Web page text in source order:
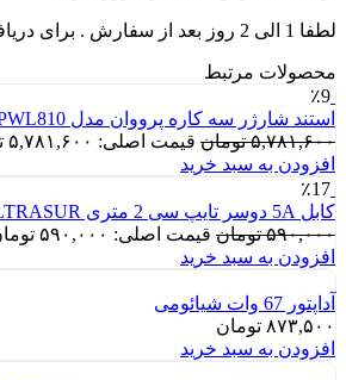
لطفا 1 الی 2 روز بعد از سفارش . برای دریافت کد رهگیری به شماره تماس های سایت زنگ بزنید .
محصولات مرتبط
٪9
استند شارژر سه کاره پرووان مدل PWL810
۵,۷۸۱,۶۰۰ تومان قیمت اصلی: ۵,۷۸۱,۶۰۰ تومان بود.
افزودن به سبد خرید
٪17
کابل 5A دوسر تایپ سی 2 متری ULTRASUR مدل C16P
۵۹۰,۰۰۰ تومان قیمت اصلی: ۵۹۰,۰۰۰ تومان بود.
افزودن به سبد خرید
آداپتور 67 وات شیائومی
۸۷۳,۵۰۰ تومان
افزودن به سبد خرید